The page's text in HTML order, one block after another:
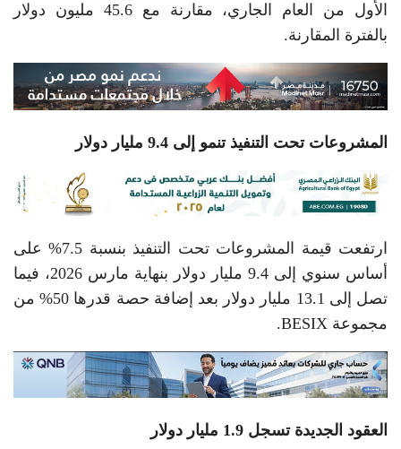
الأول من العام الجاري، مقارنة مع 45.6 مليون دولار
بالفترة المقارنة.
المشروعات تحت التنفيذ تنمو إلى 9.4 مليار دولار
ارتفعت قيمة المشروعات تحت التنفيذ بنسبة 7.5% على
أساس سنوي إلى 9.4 مليار دولار بنهاية مارس 2026، فيما
تصل إلى 13.1 مليار دولار بعد إضافة حصة قدرها 50% من
مجموعة BESIX.
العقود الجديدة تسجل 1.9 مليار دولار